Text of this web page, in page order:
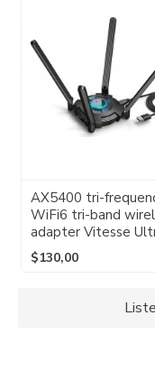
AX5400 tri-
WiFi6 tri-band
adapter Vitesse
$130,00